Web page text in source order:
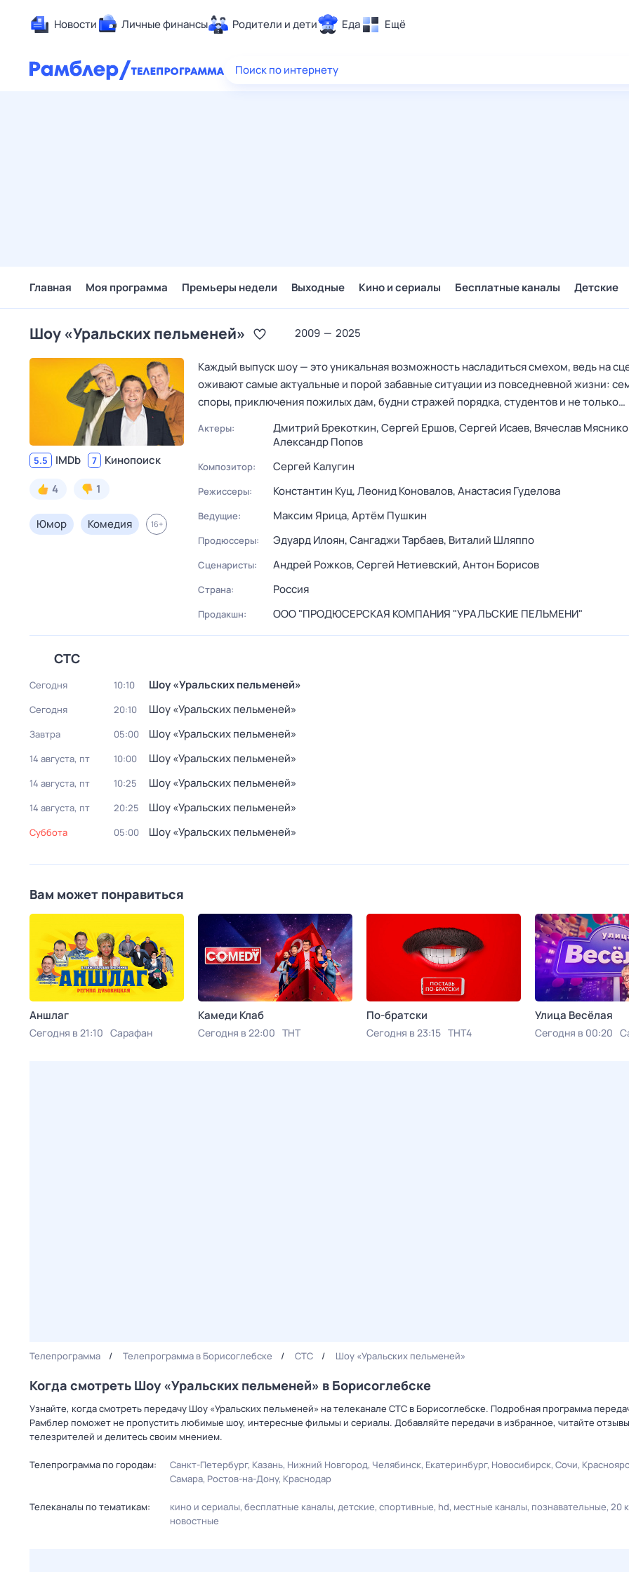
Новости Личные финансы Родители и дети Еда Ещё
Здоровье
Поиск по интернету
Главная Моя программа Премьеры недели Выходные Кино и сериалы Бесплатные каналы Детские
Шоy «Уральских пeльменей» 2009 — 2025
5.5 IMDb 7
Кинопоиск
4
1
Юмор Комедия 16+
Каждый выпуск шоу — это уникальная возможность насладиться смехом, ведь на
оживают самые актуальные и порой забавные ситуации из повседневной жизни:
споры, приключения пожилых дам, будни стражей порядка, студентов и не только…
Актеры: Дмитрий Брекоткин,Сергей Ершов,Сергей Исаев, Вячеслав
Александр Попов
Композитор: Сергей Калугин
Режиссеры: Константин Куц,Леонид Коновалов,Анастасия Гуделова
Ведущие: Максим Ярица,Артём Пушкин
Продюссеры: Эдуард Илоян,Сангаджи Тарбаев, Виталий Шляппо
Сценаристы: Андрей Рожков,Сергей Нетиевский,Антон Борисов
Страна: Россия
Продакшн: ООО "ПРОДЮСЕРСКАЯ КОМПАНИЯ "УРАЛЬСКИЕ ПЕЛЬМЕНИ"
СТС
Сегодня 10:10 Шоy «Уральских пeльменей»
Сегодня 20:10 Шоy «Уральских пeльменей»
Завтра 05:00 Шоy «Уральских пeльменей»
14 августа, пт 10:00 Шоy «Уральских пeльменей»
14 августа, пт 10:25 Шоy «Уральских пeльменей»
14 августа, пт 20:25 Шоy «Уральских пeльменей»
суббота 05:00 Шоy «Уральских пeльменей»
Вам может понравиться
Аншлаг
Сегодня в 21:10 Сарафан
Камeди Клaб
Сегодня в 22:00 ТНТ
По-братски
Сегодня в 23:15 ТНТ4
Улица Весёлая
Сегодня в 00:20
Телепрограмма Телепрограмма в Борисоглебске СТС Шоy «Уральских пeльменей»
Когда смотреть Шоy «Уральских пeльменей» в Борисоглебске
Узнайте, когда смотреть передачу Шоy «Уральских пeльменей» на телеканале СТС в Борисоглебске. Подробная программа
Рамблер поможет не пропустить любимые шоу, интересные фильмы и сериалы. Добавляйте передачи в избранное, читайте отзывы
телезрителей и делитесь своим мнением.
Телепрограмма по городам: Санкт-Петербург Казань Нижний Новгород Челябинск Екатеринбург Новосибирск Сочи
Самара Ростов-на-Дону Краснодар
Телеканалы по тематикам: кино и сериалы бесплатные каналы детские спортивные hd местные каналы познавательные 20
новостные